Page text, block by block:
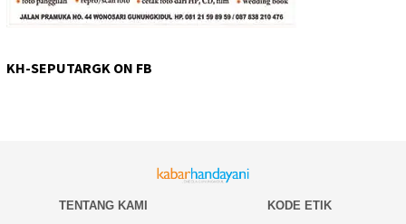
KH-SEPUTARGK ON FB
TENTANG KAMI
KODE ETIK